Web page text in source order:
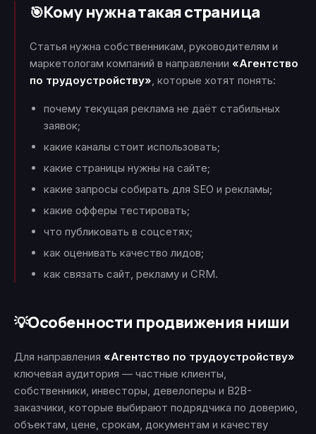
🎯Кому нужна такая страница
Статья нужна собственникам, руководителям и
маркетологам компаний в направлении «Агентство
по трудоустройству», которые хотят понять:
почему текущая реклама не даёт стабильных
заявок;
какие каналы стоит использовать;
какие страницы нужны на сайте;
какие запросы собирать для SEO и рекламы;
какие офферы тестировать;
что публиковать в соцсетях;
как оценивать качество лидов;
как связать сайт, рекламу и CRM.
💡Особенности продвижения ниши
Для направления «Агентство по трудоустройству»
ключевая аудитория — частные клиенты,
собственники, инвесторы, девелоперы и B2B-
заказчики, которые выбирают подрядчика по доверию,
объектам, цене, срокам, документам и качеству